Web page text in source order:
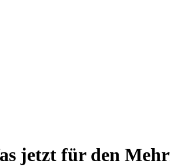
jetzt für den